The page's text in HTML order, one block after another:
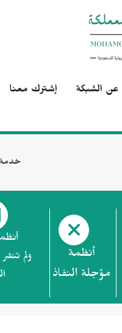
عن الشبكة إشترك معنا
أنظمة
مؤجلة النفاذ
ولم